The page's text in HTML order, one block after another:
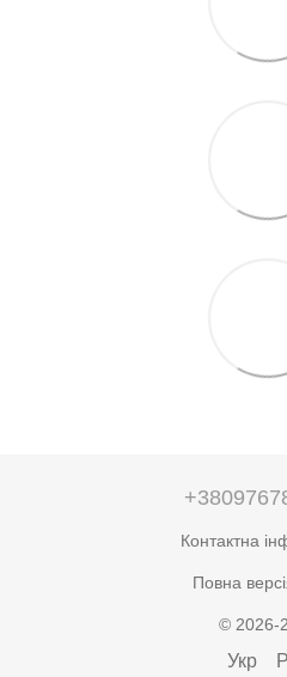
Контактна
Повна
© 2026-
Укр